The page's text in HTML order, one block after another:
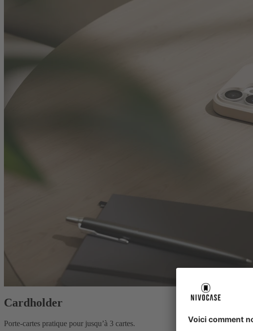
Cardholder
Porte-cartes pratique pour jusqu’à 3 cartes.